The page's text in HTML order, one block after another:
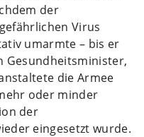
der
Virus
umarmte – bis er
Gesundheitsminister,
die Armee
oder minder
der
eingesetzt wurde.